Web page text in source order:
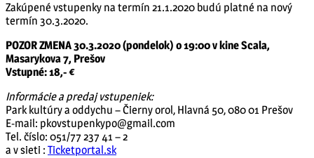
Zakúpené vstupenky na termín 21.1.2020 budú platné na nový
termín 30.3.2020.
POZOR ZMENA 30.3.2020 (pondelok) o 19:00 v kine Scala,
Masarykova 7, Prešov
Vstupné: 18,- €
Informácie a predaj vstupeniek:
Park kultúry a oddychu – Čierny orol, Hlavná 50, 080 01 Prešov
E-mail: pkovstupenkypo@gmail.com
Tel. číslo: 051/77 237 41 – 2
a v sieti : Ticketportal.sk